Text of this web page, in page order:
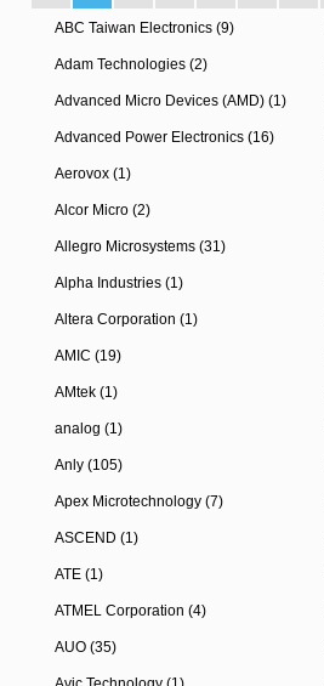
ABC Taiwan Electronics (9)
Adam Technologies (2)
Advanced Micro Devices (AMD) (1)
Advanced Power Electronics (16)
Aerovox (1)
Alcor Micro (2)
Allegro Microsystems (31)
Alpha Industries (1)
Altera Corporation (1)
AMIC (19)
AMtek (1)
analog (1)
Anly (105)
Apex Microtechnology (7)
ASCEND (1)
ATE (1)
ATMEL Corporation (4)
AUO (35)